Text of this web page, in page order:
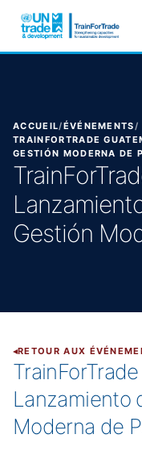
ACCUEIL/ÉVÉNEMENTS/
TRAINFORTRADE
GESTIÓN MODERNA DE
Gestión
RETOUR AUX
Lanzamiento
Moderna de